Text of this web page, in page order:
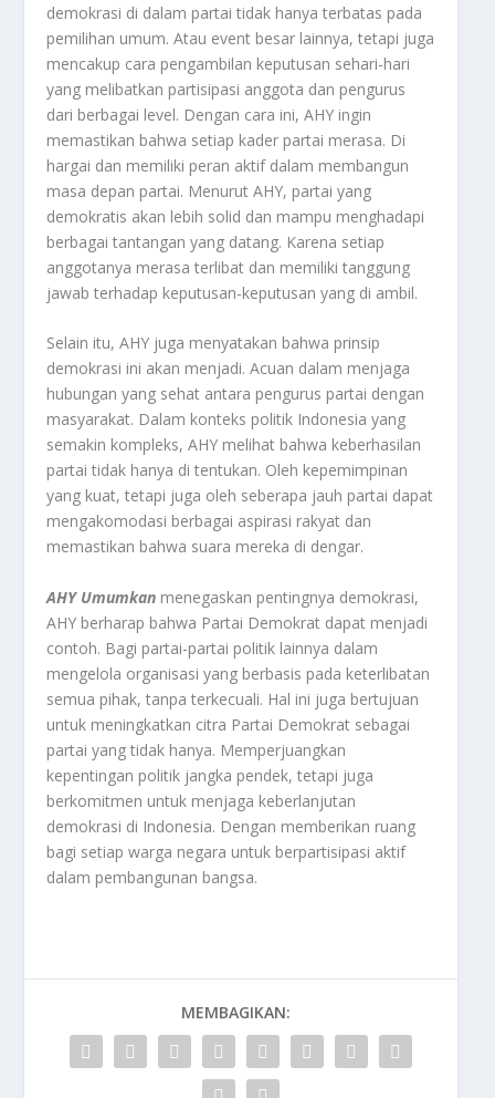
demokrasi di dalam partai tidak hanya terbatas pada
pemilihan umum. Atau event besar lainnya, tetapi juga
mencakup cara pengambilan keputusan sehari-hari
yang melibatkan partisipasi anggota dan pengurus
dari berbagai level. Dengan cara ini, AHY ingin
memastikan bahwa setiap kader partai merasa. Di
hargai dan memiliki peran aktif dalam membangun
masa depan partai. Menurut AHY, partai yang
demokratis akan lebih solid dan mampu menghadapi
berbagai tantangan yang datang. Karena setiap
anggotanya merasa terlibat dan memiliki tanggung
jawab terhadap keputusan-keputusan yang di ambil.
Selain itu, AHY juga menyatakan bahwa prinsip
demokrasi ini akan menjadi. Acuan dalam menjaga
hubungan yang sehat antara pengurus partai dengan
masyarakat. Dalam konteks politik Indonesia yang
semakin kompleks, AHY melihat bahwa keberhasilan
partai tidak hanya di tentukan. Oleh kepemimpinan
yang kuat, tetapi juga oleh seberapa jauh partai dapat
mengakomodasi berbagai aspirasi rakyat dan
memastikan bahwa suara mereka di dengar.
AHY Umumkan menegaskan pentingnya demokrasi,
AHY berharap bahwa Partai Demokrat dapat menjadi
contoh. Bagi partai-partai politik lainnya dalam
mengelola organisasi yang berbasis pada keterlibatan
semua pihak, tanpa terkecuali. Hal ini juga bertujuan
untuk meningkatkan citra Partai Demokrat sebagai
partai yang tidak hanya. Memperjuangkan
kepentingan politik jangka pendek, tetapi juga
berkomitmen untuk menjaga keberlanjutan
demokrasi di Indonesia. Dengan memberikan ruang
bagi setiap warga negara untuk berpartisipasi aktif
dalam pembangunan bangsa.
MEMBAGIKAN: